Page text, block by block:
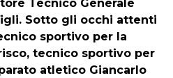
Tecnico Generale
Sotto gli occhi attenti
sportivo per la
tecnico sportivo per
atletico Giancarlo